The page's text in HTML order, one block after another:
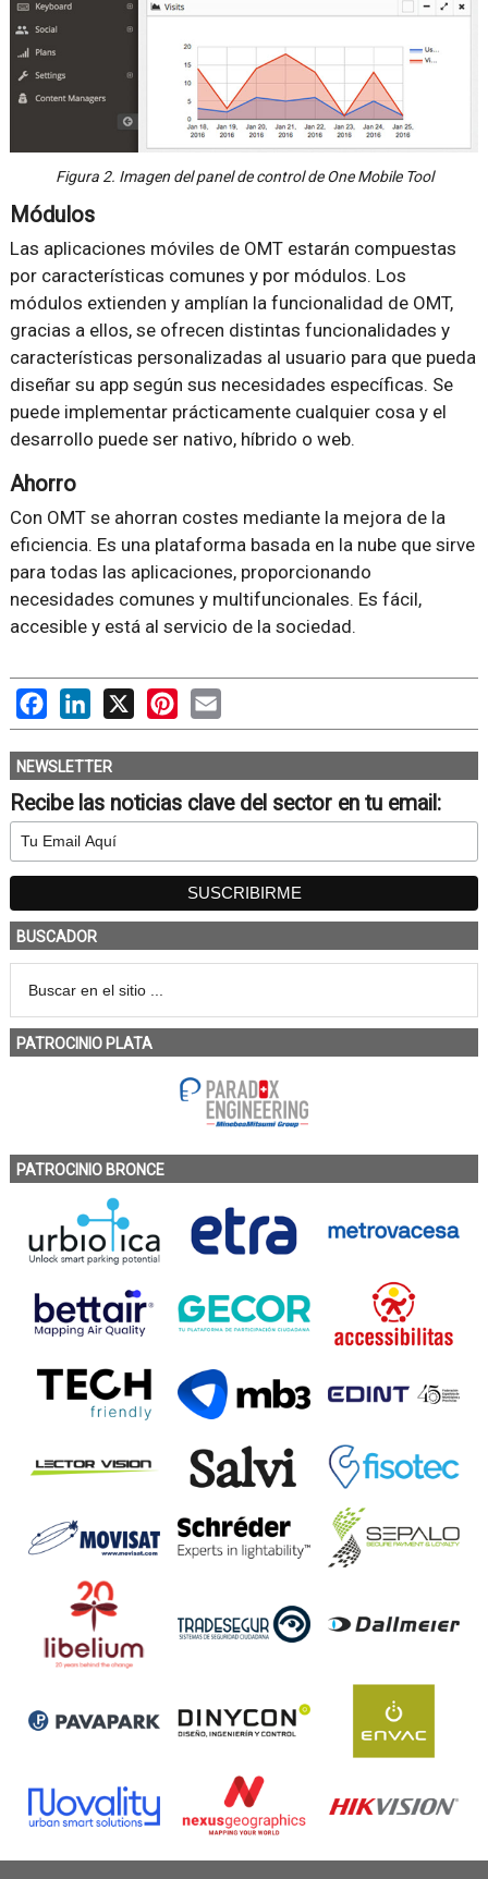
Figura 2. Imagen del panel de control de One Mobile Tool
Módulos
Las aplicaciones móviles de OMT estarán compuestas
por características comunes y por módulos. Los
módulos extienden y amplían la funcionalidad de OMT,
gracias a ellos, se ofrecen distintas funcionalidades y
características personalizadas al usuario para que pueda
diseñar su app según sus necesidades específicas. Se
puede implementar prácticamente cualquier cosa y el
desarrollo puede ser nativo, híbrido o web.
Ahorro
Con OMT se ahorran costes mediante la mejora de la
eficiencia. Es una plataforma basada en la nube que sirve
para todas las aplicaciones, proporcionando
necesidades comunes y multifuncionales. Es fácil,
accesible y está al servicio de la sociedad.
FacebookLinkedIn
X PinterestEmail
NEWSLETTER
Recibe las noticias clave del sector en tu email:
BUSCADOR
PATROCINIO PLATA
PATROCINIO BRONCE